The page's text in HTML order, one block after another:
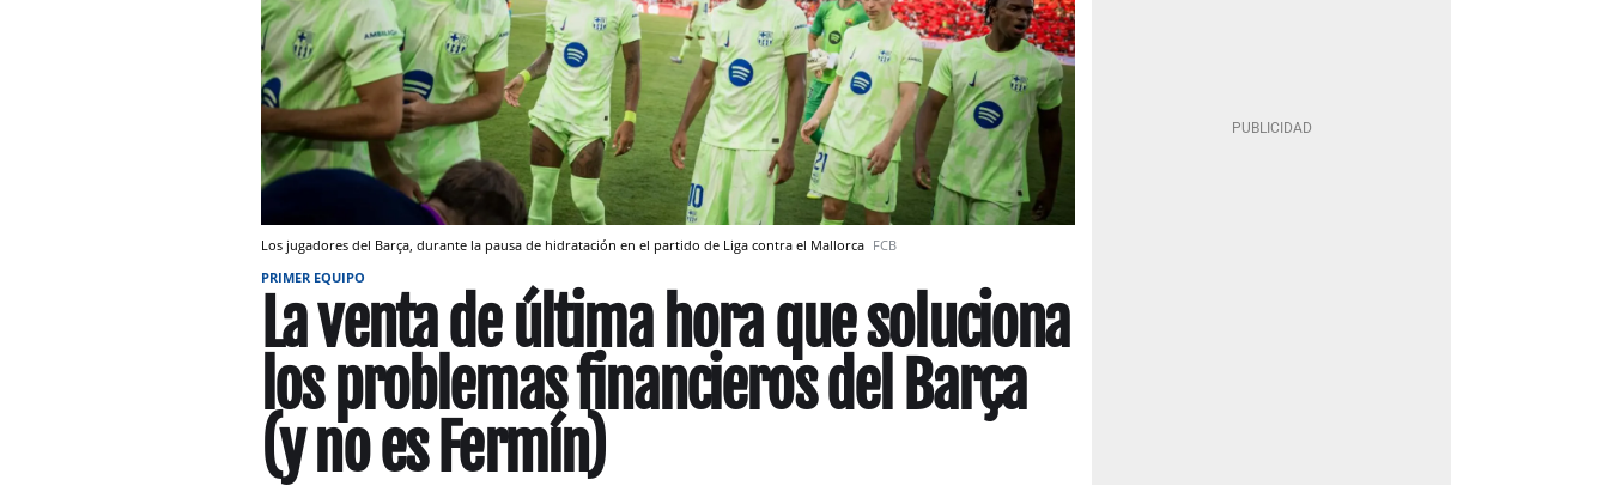
Los jugadores del Barça, durante la pausa de hidratación en el partido de Liga contra el Mallorca FCB
PRIMER EQUIPO
La venta de última hora que soluciona
los problemas financieros del Barça
(y no es Fermín)